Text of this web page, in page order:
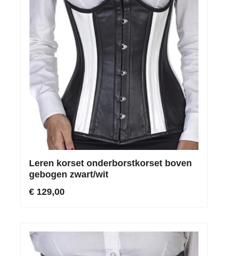
Leren korset onderborstkorset boven
gebogen zwart/wit
€ 129,00